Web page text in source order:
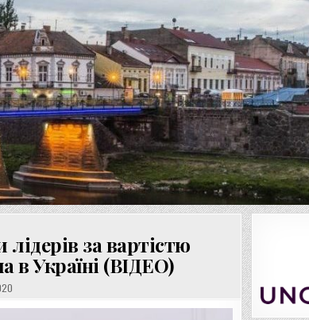
за вартістю
в Україні (ВІДЕО)